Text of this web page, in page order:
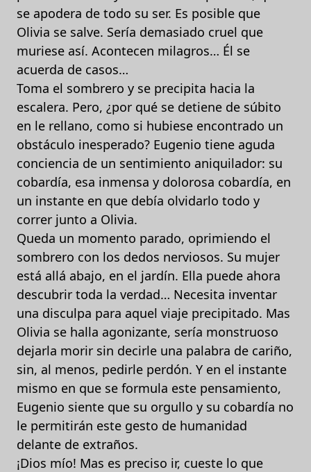
se apodera de todo su ser. Es posible que
Olivia se salve. Sería demasiado cruel que
muriese así. Acontecen milagros… Él se
acuerda de casos…
Toma el sombrero y se precipita hacia la
escalera. Pero, ¿por qué se detiene de súbito
en le rellano, como si hubiese encontrado un
obstáculo inesperado? Eugenio tiene aguda
conciencia de un sentimiento aniquilador: su
cobardía, esa inmensa y dolorosa cobardía, en
un instante en que debía olvidarlo todo y
correr junto a Olivia.
Queda un momento parado, oprimiendo el
sombrero con los dedos nerviosos. Su mujer
está allá abajo, en el jardín. Ella puede ahora
descubrir toda la verdad… Necesita inventar
una disculpa para aquel viaje precipitado. Mas
Olivia se halla agonizante, sería monstruoso
dejarla morir sin decirle una palabra de cariño,
sin, al menos, pedirle perdón. Y en el instante
mismo en que se formula este pensamiento,
Eugenio siente que su orgullo y su cobardía no
le permitirán este gesto de humanidad
delante de extraños.
¡Dios mío! Mas es preciso ir, cueste lo que